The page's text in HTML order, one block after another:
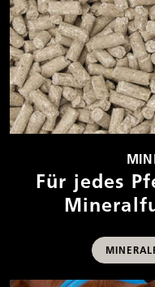
Für jedes